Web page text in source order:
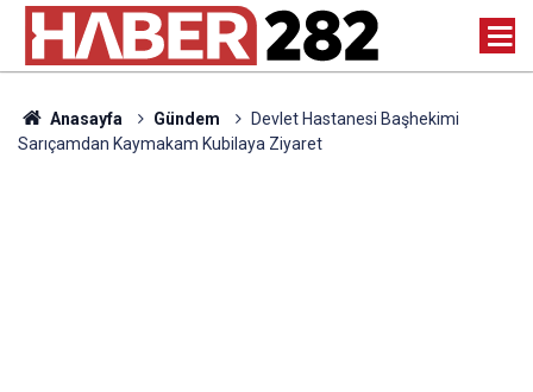
Anasayfa Gündem
Devlet Hastanesi Başhekimi
Sarıçamdan Kaymakam Kubilaya Ziyaret